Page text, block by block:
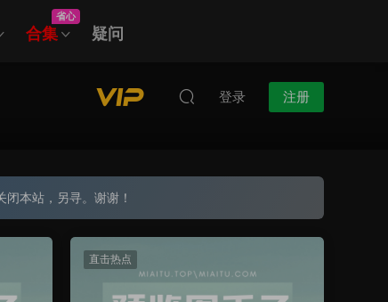
合集
省心
疑问
登录 注册
本站，另寻。谢谢！
直击热点